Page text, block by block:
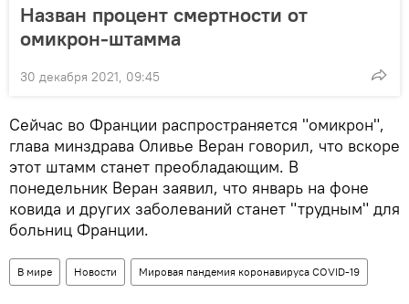
Назван процент смертности от
омикрон-штамма
30 декабря 2021, 09:45
Сейчас во Франции распространяется "омикрон",
глава минздрава Оливье Веран говорил, что вскоре
этот штамм станет преобладающим. В
понедельник Веран заявил, что январь на фоне
ковида и других заболеваний станет "трудным" для
больниц Франции.
В мире Новости Мировая пандемия коронавируса COVID-19